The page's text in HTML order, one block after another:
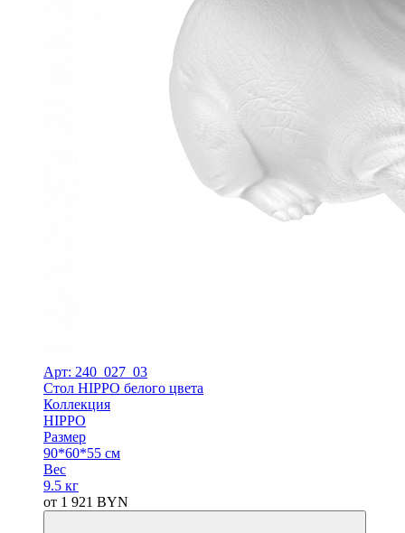
Арт: 240_027_03
Стол HIPPO белого цвета
Коллекция
HIPPO
Размер
90*60*55 см
Вес
9.5 кг
от 1 921 BYN